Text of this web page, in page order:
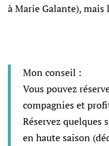
à Marie Galante),
Mon conseil :
Vous pouvez
compagnies et
Réservez quelques
en haute saison